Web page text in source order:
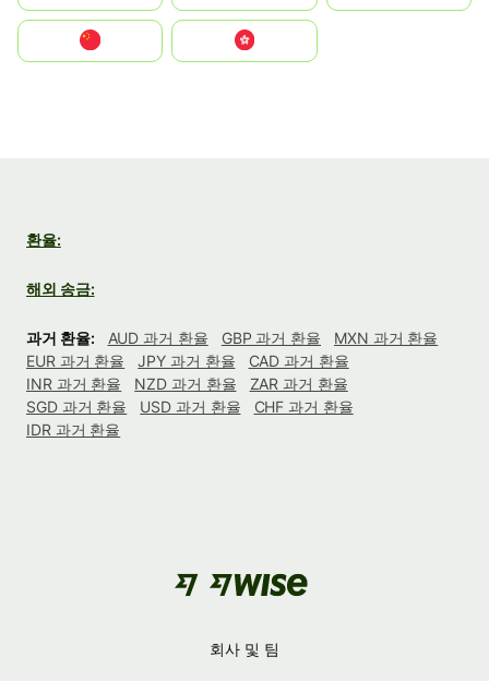
中國香港特別行政區
환율:
해외 송금:
과거 환율: AUD 과거 환율 GBP 과거 환율
MXN 과거 환율
EUR 과거 환율
JPY 과거 환율
CAD 과거 환율
INR 과거 환율
NZD 과거 환율
ZAR 과거 환율
SGD 과거 환율
USD 과거 환율
CHF 과거 환율
IDR 과거 환율
회사 및 팀